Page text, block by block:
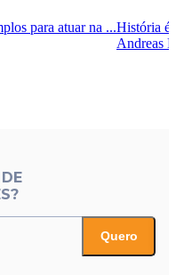
para atuar na ...História é
Andreas
Quero